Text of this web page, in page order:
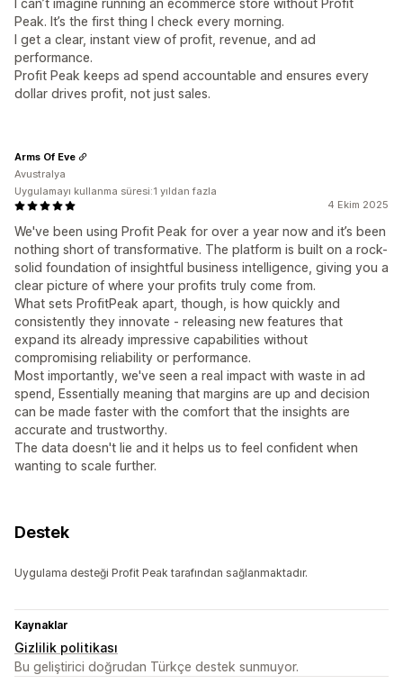
I can’t imagine running an ecommerce store without Profit
Peak. It’s the first thing I check every morning.
I get a clear, instant view of profit, revenue, and ad
performance.
Profit Peak keeps ad spend accountable and ensures every
dollar drives profit, not just sales.
4 Ekim 2025
We've been using Profit Peak for over a year now and it’s been
nothing short of transformative. The platform is built on a rock-
solid foundation of insightful business intelligence, giving you a
clear picture of where your profits truly come from.
What sets ProfitPeak apart, though, is how quickly and
consistently they innovate - releasing new features that
expand its already impressive capabilities without
compromising reliability or performance.
Most importantly, we've seen a real impact with waste in ad
spend, Essentially meaning that margins are up and decision
can be made faster with the comfort that the insights are
accurate and trustworthy.
The data doesn't lie and it helps us to feel confident when
wanting to scale further.
Arms Of Eve
Avustralya
Uygulamayı kullanma süresi:1 yıldan fazla
Destek
Uygulama desteği Profit Peak tarafından sağlanmaktadır.
Kaynaklar
Gizlilik politikası
Bu geliştirici doğrudan Türkçe destek sunmuyor.